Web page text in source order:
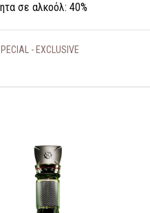
σε αλκοόλ: 40%
- EXCLUSIVE